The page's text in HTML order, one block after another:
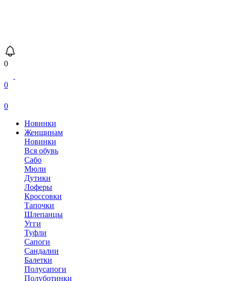
0
0
0
Новинки
Женщинам
Новинки
Вся обувь
Сабо
Мюли
Дутики
Лоферы
Кроссовки
Тапочки
Шлепанцы
Угги
Туфли
Сапоги
Сандалии
Балетки
Полусапоги
Полуботинки